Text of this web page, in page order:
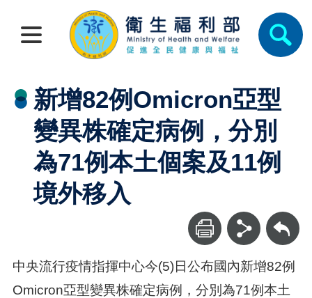
新增82例Omicron亞型
變異株確定病例，分別
為71例本土個案及11例
境外移入
回上一頁
中央流行疫情指揮中心今(5)日公布國內新增82例
Omicron亞型變異株確定病例，分別為71例本土